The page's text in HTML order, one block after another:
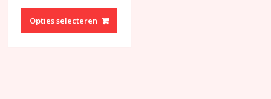
tot
€255,00
Opties selecteren
Dit
heeft